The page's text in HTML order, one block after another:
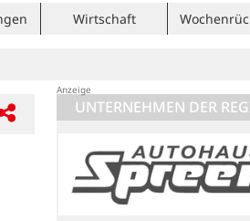
Wirtschaft
UNTERNEHMEN DER